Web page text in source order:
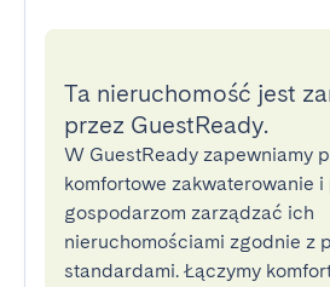
Ta nieruchomość jest
przez GuestReady.
W GuestReady zapewniamy
komfortowe zakwaterowanie i
gospodarzom zarządzać ich
nieruchomościami zgodnie z
standardami. Łączymy